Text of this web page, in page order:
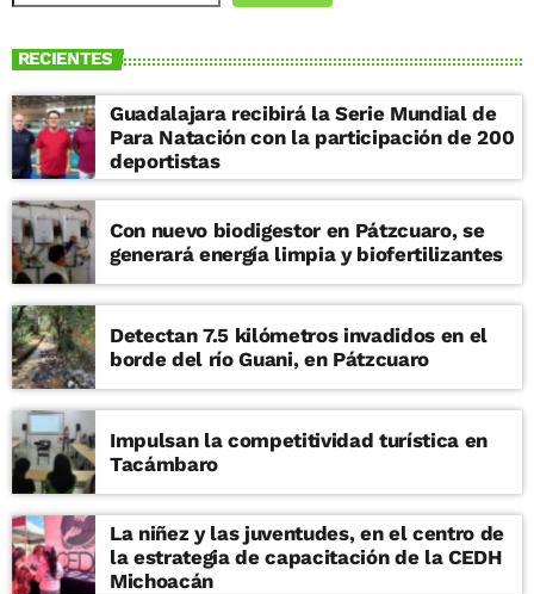
RECIENTES
Guadalajara recibirá la Serie Mundial de
Para Natación con la participación de 200
deportistas
Con nuevo biodigestor en Pátzcuaro, se
generará energía limpia y biofertilizantes
Detectan 7.5 kilómetros invadidos en el
borde del río Guani, en Pátzcuaro
Impulsan la competitividad turística en
Tacámbaro
La niñez y las juventudes, en el centro de
la estrategia de capacitación de la CEDH
Michoacán